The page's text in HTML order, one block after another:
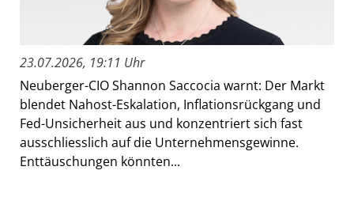
23.07.2026, 19:11 Uhr
Neuberger-CIO Shannon Saccocia warnt: Der Markt
blendet Nahost-Eskalation, Inflationsrückgang und
Fed-Unsicherheit aus und konzentriert sich fast
ausschliesslich auf die Unternehmensgewinne.
Enttäuschungen könnten...